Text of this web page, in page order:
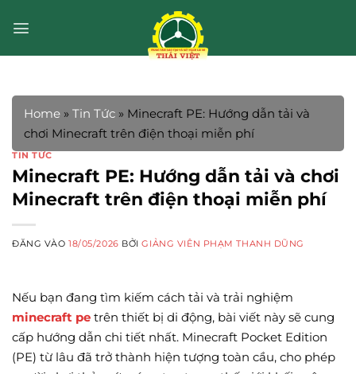
qua
Home » Tin Tức » Minecraft PE: Hướng dẫn tải và
chơi Minecraft trên điện thoại miễn phí
TIN TỨC
Minecraft PE: Hướng dẫn tải và chơi
Minecraft trên điện thoại miễn phí
ĐĂNG VÀO18/05/2026 BỞIGIẢNG VIÊN PHẠM THANH DŨNG
Nếu bạn đang tìm kiếm cách tải và trải nghiệm
minecraft pe trên thiết bị di động, bài viết này sẽ cung
cấp hướng dẫn chi tiết nhất. Minecraft Pocket Edition
(PE) từ lâu đã trở thành hiện tượng toàn cầu, cho phép